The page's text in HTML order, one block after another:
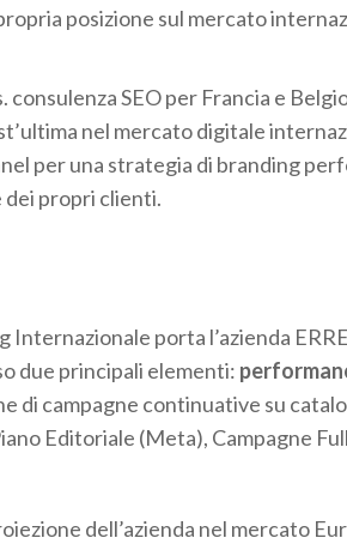
posizione sul mercato
consulenza SEO per Francia e
nel mercato digitale
per una strategia di branding
dei propri clienti.
porta l’azienda
due principali elementi:
di campagne continuative su
Editoriale (Meta), Campagne
dell’azienda nel mercato